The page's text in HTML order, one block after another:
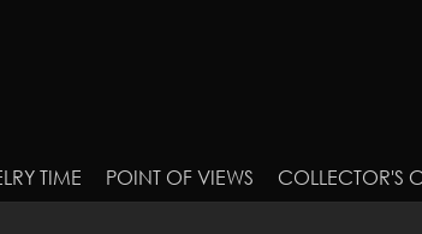
TIME POINT OF VIEWS COLLECTOR'S